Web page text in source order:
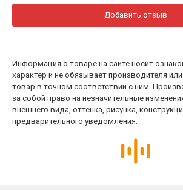
Добавить отзыв
Информация о товаре на сайте носит
характер и не обязывает производителя
товар в точном соответствии с ним.
за собой право на незначительные
внешнего вида, оттенка, рисунка,
предварительного уведомления.